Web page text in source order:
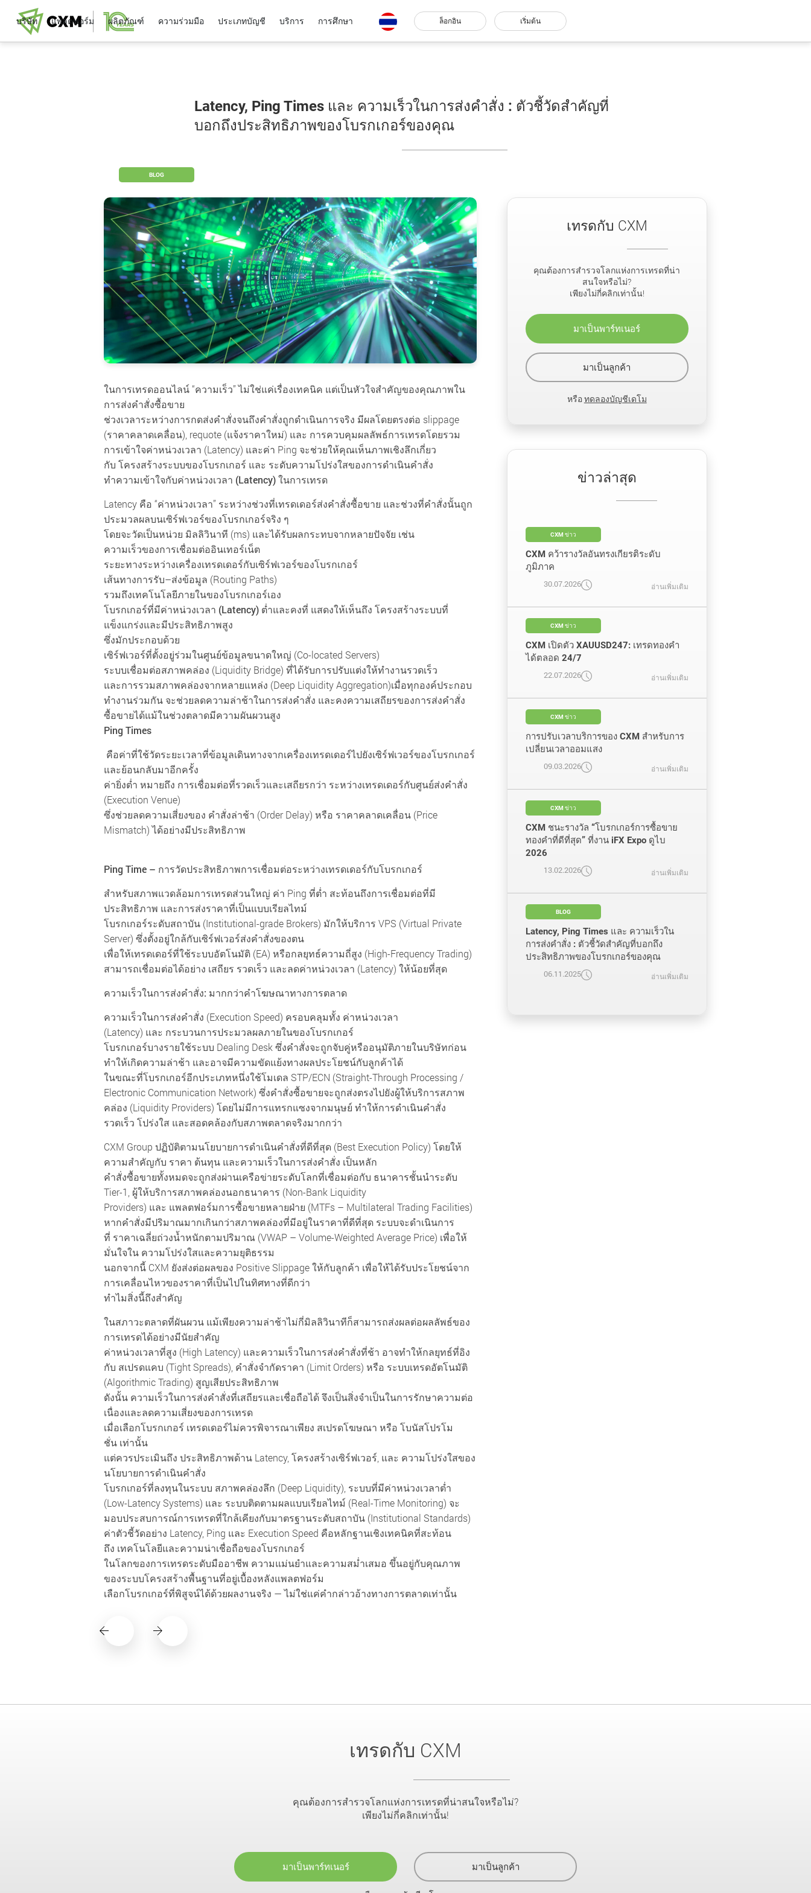
บริษัท แพลตฟอร์ม ผลิตภัณฑ์ ความร่วมมือ ประเภทบัญชี บริการ การศึกษา ล็อกอิน เริ่มต้น
Latency, Ping Times และ ความเร็วในการส่งคำสั่ง : ตัวชี้วัดสำคัญที่
บอกถึงประสิทธิภาพของโบรกเกอร์ของคุณ
BLOG
ในการเทรดออนไลน์ “ความเร็ว” ไม่ใช่แค่เรื่องเทคนิค แต่เป็นหัวใจสำคัญของคุณภาพใน
การส่งคำสั่งซื้อขาย
ช่วงเวลาระหว่างการกดส่งคำสั่งจนถึงคำสั่งถูกดำเนินการจริง มีผลโดยตรงต่อ slippage
(ราคาคลาดเคลื่อน), requote (แจ้งราคาใหม่) และ การควบคุมผลลัพธ์การเทรดโดยรวม
การเข้าใจค่าหน่วงเวลา (Latency) และค่า Ping จะช่วยให้คุณเห็นภาพเชิงลึกเกี่ยว
กับ โครงสร้างระบบของโบรกเกอร์ และ ระดับความโปร่งใสของการดำเนินคำสั่ง
ทำความเข้าใจกับค่าหน่วงเวลา (Latency) ในการเทรด
Latency คือ “ค่าหน่วงเวลา” ระหว่างช่วงที่เทรดเดอร์ส่งคำสั่งซื้อขาย และช่วงที่คำสั่งนั้นถูก
ประมวลผลบนเซิร์ฟเวอร์ของโบรกเกอร์จริง ๆ
โดยจะวัดเป็นหน่วย มิลลิวินาที (ms) และได้รับผลกระทบจากหลายปัจจัย เช่น
ความเร็วของการเชื่อมต่ออินเทอร์เน็ต
ระยะทางระหว่างเครื่องเทรดเดอร์กับเซิร์ฟเวอร์ของโบรกเกอร์
เส้นทางการรับ–ส่งข้อมูล (Routing Paths)
รวมถึงเทคโนโลยีภายในของโบรกเกอร์เอง
โบรกเกอร์ที่มีค่าหน่วงเวลา (Latency) ต่ำและคงที่ แสดงให้เห็นถึง โครงสร้างระบบที่
แข็งแกร่งและมีประสิทธิภาพสูง
ซึ่งมักประกอบด้วย
เซิร์ฟเวอร์ที่ตั้งอยู่ร่วมในศูนย์ข้อมูลขนาดใหญ่ (Co-located Servers)
ระบบเชื่อมต่อสภาพคล่อง (Liquidity Bridge) ที่ได้รับการปรับแต่งให้ทำงานรวดเร็ว
และการรวมสภาพคล่องจากหลายแหล่ง (Deep Liquidity Aggregation)เมื่อทุกองค์ประกอบ
ทำงานร่วมกัน จะช่วยลดความล่าช้าในการส่งคำสั่ง และคงความเสถียรของการส่งคำสั่ง
ซื้อขายได้แม้ในช่วงตลาดมีความผันผวนสูง
Ping Times
คือค่าที่ใช้วัดระยะเวลาที่ข้อมูลเดินทางจากเครื่องเทรดเดอร์ไปยังเซิร์ฟเวอร์ของโบรกเกอร์
และย้อนกลับมาอีกครั้ง
ค่ายิ่งต่ำ หมายถึง การเชื่อมต่อที่รวดเร็วและเสถียรกว่า ระหว่างเทรดเดอร์กับศูนย์ส่งคำสั่ง
(Execution Venue)
ซึ่งช่วยลดความเสี่ยงของ คำสั่งล่าช้า (Order Delay) หรือ ราคาคลาดเคลื่อน (Price
Mismatch) ได้อย่างมีประสิทธิภาพ
Ping Time – การวัดประสิทธิภาพการเชื่อมต่อระหว่างเทรดเดอร์กับโบรกเกอร์
สำหรับสภาพแวดล้อมการเทรดส่วนใหญ่ ค่า Ping ที่ต่ำ สะท้อนถึงการเชื่อมต่อที่มี
ประสิทธิภาพ และการส่งราคาที่เป็นแบบเรียลไทม์
โบรกเกอร์ระดับสถาบัน (Institutional-grade Brokers) มักให้บริการ VPS (Virtual Private
Server) ซึ่งตั้งอยู่ใกล้กับเซิร์ฟเวอร์ส่งคำสั่งของตน
เพื่อให้เทรดเดอร์ที่ใช้ระบบอัตโนมัติ (EA) หรือกลยุทธ์ความถี่สูง (High-Frequency Trading)
สามารถเชื่อมต่อได้อย่าง เสถียร รวดเร็ว และลดค่าหน่วงเวลา (Latency) ให้น้อยที่สุด
ความเร็วในการส่งคำสั่ง: มากกว่าคำโฆษณาทางการตลาด
ความเร็วในการส่งคำสั่ง (Execution Speed) ครอบคลุมทั้ง ค่าหน่วงเวลา
(Latency) และ กระบวนการประมวลผลภายในของโบรกเกอร์
โบรกเกอร์บางรายใช้ระบบ Dealing Desk ซึ่งคำสั่งจะถูกจับคู่หรืออนุมัติภายในบริษัทก่อน
ทำให้เกิดความล่าช้า และอาจมีความขัดแย้งทางผลประโยชน์กับลูกค้าได้
ในขณะที่โบรกเกอร์อีกประเภทหนึ่งใช้โมเดล STP/ECN (Straight-Through Processing /
Electronic Communication Network) ซึ่งคำสั่งซื้อขายจะถูกส่งตรงไปยังผู้ให้บริการสภาพ
คล่อง (Liquidity Providers) โดยไม่มีการแทรกแซงจากมนุษย์ ทำให้การดำเนินคำสั่ง
รวดเร็ว โปร่งใส และสอดคล้องกับสภาพตลาดจริงมากกว่า
CXM Group ปฏิบัติตามนโยบายการดำเนินคำสั่งที่ดีที่สุด (Best Execution Policy) โดยให้
ความสำคัญกับ ราคา ต้นทุน และความเร็วในการส่งคำสั่ง เป็นหลัก
คำสั่งซื้อขายทั้งหมดจะถูกส่งผ่านเครือข่ายระดับโลกที่เชื่อมต่อกับ ธนาคารชั้นนำระดับ
Tier-1, ผู้ให้บริการสภาพคล่องนอกธนาคาร (Non-Bank Liquidity
Providers) และ แพลตฟอร์มการซื้อขายหลายฝ่าย (MTFs – Multilateral Trading Facilities)
หากคำสั่งมีปริมาณมากเกินกว่าสภาพคล่องที่มีอยู่ในราคาที่ดีที่สุด ระบบจะดำเนินการ
ที่ ราคาเฉลี่ยถ่วงน้ำหนักตามปริมาณ (VWAP – Volume-Weighted Average Price) เพื่อให้
มั่นใจใน ความโปร่งใสและความยุติธรรม
นอกจากนี้ CXM ยังส่งต่อผลของ Positive Slippage ให้กับลูกค้า เพื่อให้ได้รับประโยชน์จาก
การเคลื่อนไหวของราคาที่เป็นไปในทิศทางที่ดีกว่า
ทำไมสิ่งนี้ถึงสำคัญ
ในสภาวะตลาดที่ผันผวน แม้เพียงความล่าช้าไม่กี่มิลลิวินาทีก็สามารถส่งผลต่อผลลัพธ์ของ
การเทรดได้อย่างมีนัยสำคัญ
ค่าหน่วงเวลาที่สูง (High Latency) และความเร็วในการส่งคำสั่งที่ช้า อาจทำให้กลยุทธ์ที่อิง
กับ สเปรดแคบ (Tight Spreads), คำสั่งจำกัดราคา (Limit Orders) หรือ ระบบเทรดอัตโนมัติ
(Algorithmic Trading) สูญเสียประสิทธิภาพ
ดังนั้น ความเร็วในการส่งคำสั่งที่เสถียรและเชื่อถือได้ จึงเป็นสิ่งจำเป็นในการรักษาความต่อ
เนื่องและลดความเสี่ยงของการเทรด
เมื่อเลือกโบรกเกอร์ เทรดเดอร์ไม่ควรพิจารณาเพียง สเปรดโฆษณา หรือ โบนัสโปรโม
ชั่น เท่านั้น
แต่ควรประเมินถึง ประสิทธิภาพด้าน Latency, โครงสร้างเซิร์ฟเวอร์, และ ความโปร่งใสของ
นโยบายการดำเนินคำสั่ง
โบรกเกอร์ที่ลงทุนในระบบ สภาพคล่องลึก (Deep Liquidity), ระบบที่มีค่าหน่วงเวลาต่ำ
(Low-Latency Systems) และ ระบบติดตามผลแบบเรียลไทม์ (Real-Time Monitoring) จะ
มอบประสบการณ์การเทรดที่ใกล้เคียงกับมาตรฐานระดับสถาบัน (Institutional Standards)
ค่าตัวชี้วัดอย่าง Latency, Ping และ Execution Speed คือหลักฐานเชิงเทคนิคที่สะท้อน
ถึง เทคโนโลยีและความน่าเชื่อถือของโบรกเกอร์
ในโลกของการเทรดระดับมืออาชีพ ความแม่นยำและความสม่ำเสมอ ขึ้นอยู่กับคุณภาพ
ของระบบโครงสร้างพื้นฐานที่อยู่เบื้องหลังแพลตฟอร์ม
เลือกโบรกเกอร์ที่พิสูจน์ได้ด้วยผลงานจริง — ไม่ใช่แค่คำกล่าวอ้างทางการตลาดเท่านั้น
เทรดกับ CXM
คุณต้องการสำรวจโลกแห่งการเทรดที่น่า
สนใจหรือไม่?
เพียงไม่กี่คลิกเท่านั้น!
มาเป็นพาร์ทเนอร์
มาเป็นลูกค้า
หรือทดลองบัญชีเดโม
ข่าวล่าสุด
CXM ข่าว
CXM คว้ารางวัลอันทรงเกียรติระดับ
ภูมิภาค
30.07.2026
อ่านเพิ่มเติม
CXM ข่าว
CXM เปิดตัว XAUUSD247: เทรดทองคำ
ได้ตลอด 24/7
22.07.2026
อ่านเพิ่มเติม
CXM ข่าว
การปรับเวลาบริการของ CXM สำหรับการ
เปลี่ยนเวลาออมแสง
09.03.2026
อ่านเพิ่มเติม
CXM ข่าว
CXM ชนะรางวัล “โบรกเกอร์การซื้อขาย
ทองคำที่ดีที่สุด” ที่งาน iFX Expo ดูไบ
2026
13.02.2026
อ่านเพิ่มเติม
BLOG
Latency, Ping Times และ ความเร็วใน
การส่งคำสั่ง : ตัวชี้วัดสำคัญที่บอกถึง
ประสิทธิภาพของโบรกเกอร์ของคุณ
06.11.2025
อ่านเพิ่มเติม
เทรดกับ CXM
คุณต้องการสำรวจโลกแห่งการเทรดที่น่าสนใจหรือไม่?
เพียงไม่กี่คลิกเท่านั้น!
มาเป็นพาร์ทเนอร์ มาเป็นลูกค้า